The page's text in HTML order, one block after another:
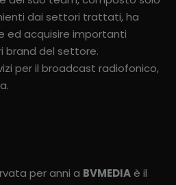
dai settori trattati, ha
ed acquisire importanti
brand del settore.
per il broadcast radiofonico,
per anni a BVMEDIAè il